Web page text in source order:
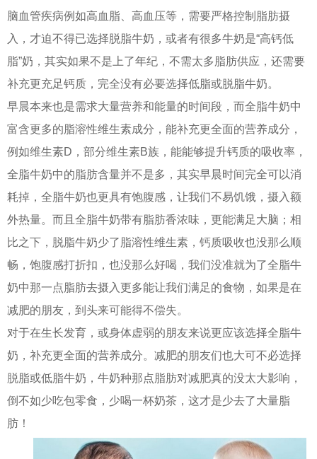
脑血管疾病例如高血脂、高血压等，需要严格控制脂肪摄
入，才迫不得已选择脱脂牛奶，或者有很多牛奶是“高钙低
脂”奶，其实如果不是上了年纪，不需太多脂肪供应，还需要
补充更充足钙质，完全没有必要选择低脂或脱脂牛奶。
早晨本来也是需求大量营养和能量的时间段，而全脂牛奶中
富含更多的脂溶性维生素成分，能补充更全面的营养成分，
例如维生素D，部分维生素B族，能能够提升钙质的吸收率，
全脂牛奶中的脂肪含量并不是多，其实早晨时间完全可以消
耗掉，全脂牛奶也更具有饱腹感，让我们不易饥饿，摄入额
外热量。而且全脂牛奶带有脂肪香浓味，更能满足大脑；相
比之下，脱脂牛奶少了脂溶性维生素，钙质吸收也没那么顺
畅，饱腹感打折扣，也没那么好喝，我们没准就为了全脂牛
奶中那一点脂肪去摄入更多能让我们满足的食物，如果是在
减肥的朋友，到头来可能得不偿失。
对于在生长发育，或身体虚弱的朋友来说更应该选择全脂牛
奶，补充更全面的营养成分。减肥的朋友们也大可不必选择
脱脂或低脂牛奶，牛奶种那点脂肪对减肥真的没太大影响，
倒不如少吃包零食，少喝一杯奶茶，这才是少去了大量脂
肪！